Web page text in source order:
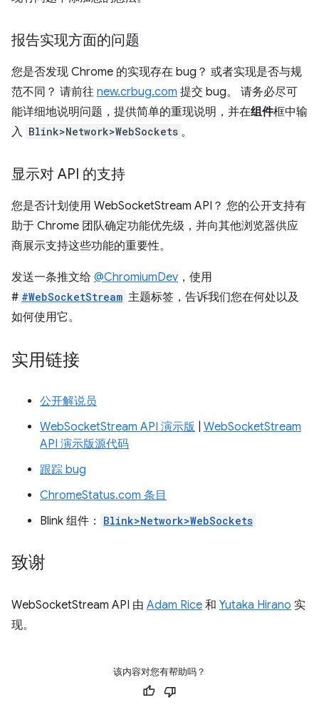
报告实现方面的问题
您是否发现 Chrome 的实现存在 bug？ 或者实现是否与规
范不同？ 请前往 new.crbug.com 提交 bug。 请务必尽可
能详细地说明问题，提供简单的重现说明，并在组件框中输
入 Blink>Network>WebSockets 。
显示对 API 的支持
您是否计划使用 WebSocketStream API？ 您的公开支持有
助于 Chrome 团队确定功能优先级，并向其他浏览器供应
商展示支持这些功能的重要性。
发送一条推文给 @ChromiumDev ，使用
# #WebSocketStream 主题标签，告诉我们您在何处以及
如何使用它。
实用链接
公开解说员
WebSocketStream API 演示版 WebSocketStream
API 演示版源代码
跟踪 bug
ChromeStatus.com 条目
Blink 组件：
Blink>Network>WebSockets
致谢
WebSocketStream API 由 Adam Rice 和 Yutaka Hirano 实
现。
该内容对您有帮助吗？